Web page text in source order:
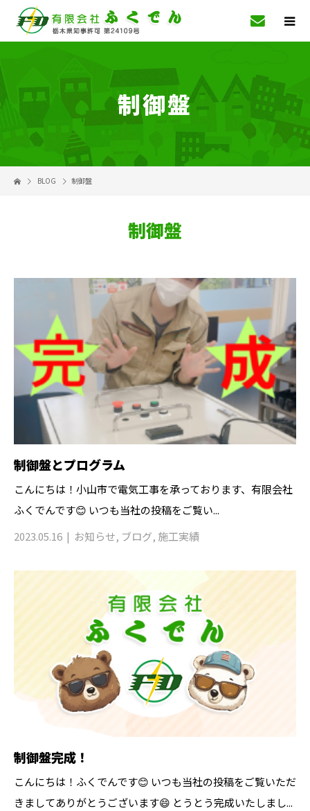
制御盤
BLOG 制御盤
制御盤
制御盤とプログラム
こんにちは！小山市で電気工事を承っております、有限会社
ふくでんです😊 いつも当社の投稿をご覧い...
2023.05.16
お知らせ, ブログ, 施工実績
制御盤完成！
こんにちは！ふくでんです😊 いつも当社の投稿をご覧いただ
きましてありがとうございます😄 とうとう完成いたしまし...